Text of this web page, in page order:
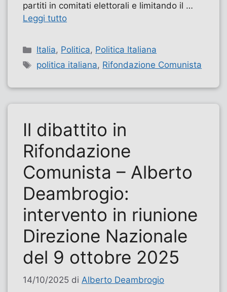
partiti in comitati elettorali e limitando il …
Leggi tutto
Categorie
Italia, Politica, Politica Italiana
Tag
politica italiana, Rifondazione Comunista
Il dibattito in
Rifondazione
Comunista – Alberto
Deambrogio:
intervento in riunione
Direzione Nazionale
del 9 ottobre 2025
14/10/2025 di Alberto Deambrogio